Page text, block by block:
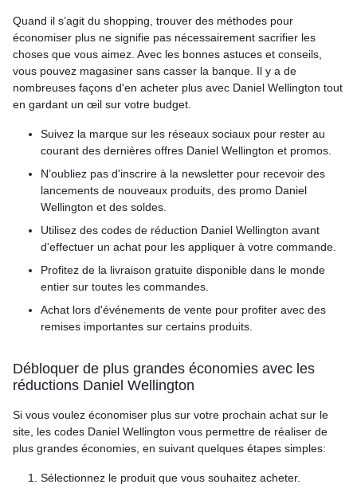
Quand il s’agit du shopping, trouver des méthodes pour
économiser plus ne signifie pas nécessairement sacrifier les
choses que vous aimez. Avec les bonnes astuces et conseils,
vous pouvez magasiner sans casser la banque. Il y a de
nombreuses façons d'en acheter plus avec Daniel Wellington tout
en gardant un œil sur votre budget.
Suivez la marque sur les réseaux sociaux pour rester au
courant des dernières offres Daniel Wellington et promos.
N’oubliez pas d'inscrire à la newsletter pour recevoir des
lancements de nouveaux produits, des promo Daniel
Wellington et des soldes.
Utilisez des codes de réduction Daniel Wellington avant
d'effectuer un achat pour les appliquer à votre commande.
Profitez de la livraison gratuite disponible dans le monde
entier sur toutes les commandes.
Achat lors d'événements de vente pour profiter avec des
remises importantes sur certains produits.
Débloquer de plus grandes économies avec les
réductions Daniel Wellington
Si vous voulez économiser plus sur votre prochain achat sur le
site, les codes Daniel Wellington vous permettre de réaliser de
plus grandes économies, en suivant quelques étapes simples:
Sélectionnez le produit que vous souhaitez acheter.